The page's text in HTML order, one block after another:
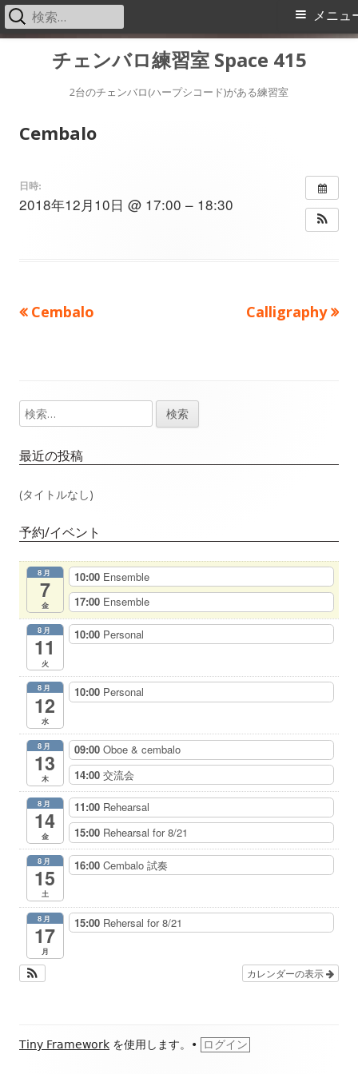
チェンバロ練習室 Space 415
2台のチェンバロ(ハープシコード)がある練習室
メ
メニュ
検
索:
Cembalo
日時:
2018年12月10日 @ 17:00 – 18:30
投
ビ
ゲ
ー
シ
ョ
前
Cembalo
次
Calligraphy
メ
イ
ン
バ
検
索:
最近の投稿
(タイトルなし)
予約/イベント
8月
7
金
10:00 Ensemble
17:00 Ensemble
8月
11
火
10:00 Personal
8月
12
水
10:00 Personal
8月
13
木
09:00 Oboe & cembalo
14:00 交流会
8月
14
金
11:00 Rehearsal
15:00 Rehearsal for 8/21
8月
15
土
16:00 Cembalo 試奏
8月
17
月
15:00 Rehersal for 8/21
カレンダーの表示
フ
Tiny Framework を使用します。 • ログイン